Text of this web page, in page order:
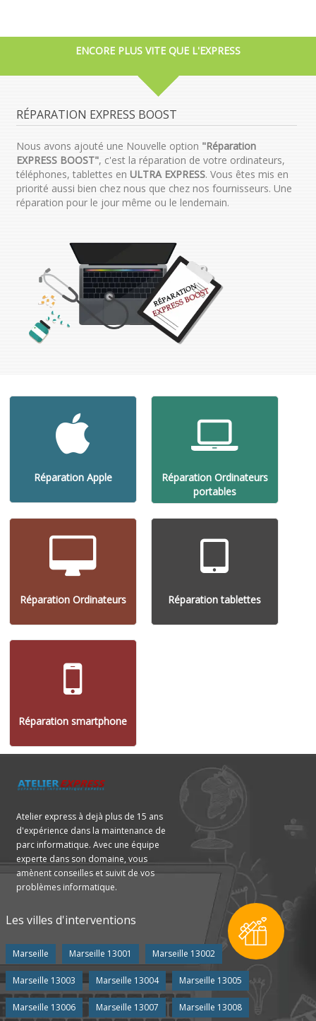
ENCORE PLUS VITE QUE L'EXPRESS
RÉPARATION EXPRESS BOOST
Nous avons ajouté une Nouvelle option "Réparation
EXPRESS BOOST", c'est la réparation de votre ordinateurs,
téléphones, tablettes en ULTRA EXPRESS. Vous êtes mis en
priorité aussi bien chez nous que chez nos fournisseurs. Une
réparation pour le jour même ou le lendemain.
Réparation Apple
Réparation Ordinateurs
portables
Réparation Ordinateurs Réparation tablettes
Réparation smartphone
Atelier express à dejà plus de 15 ans
d'expérience dans la maintenance de
parc informatique. Avec une équipe
experte dans son domaine, vous
amènent conseilles et suivit de vos
problèmes informatique.
Les villes d'interventions
Marseille Marseille 13001 Marseille 13002
Marseille 13003 Marseille 13004 Marseille 13005
Marseille 13006 Marseille 13007 Marseille 13008